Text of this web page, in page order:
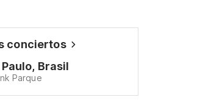
conciertos
Brasil
Parque